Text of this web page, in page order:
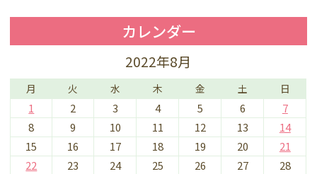
カレンダー
2022年8月
月 火 水 木 金 土 日
1 2 3 4 5 6
7
8
9 10 11 12 13
14
15
16 17 18 19 20
21
22
23 24 25 26 27
28